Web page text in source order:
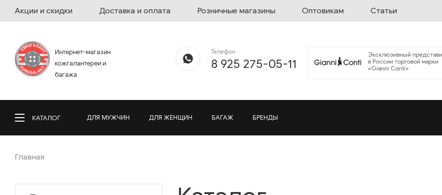
Акции и скидки Доставка и оплата Розничные магазины Оптовикам Статьи
Интернет-магазин
кожгалантереи и
багажа
Телефон
8 925 275-05-11
Эксклюзивный
в России торговой марки
«Gianni Conti»
КАТАЛОГ ДЛЯ МУЖЧИН ДЛЯ ЖЕНЩИН БАГАЖ БРЕНДЫ
Главная